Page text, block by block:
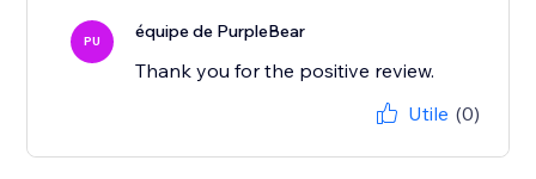
PU équipe de PurpleBear
Thank you for the positive review.
Utile (0)